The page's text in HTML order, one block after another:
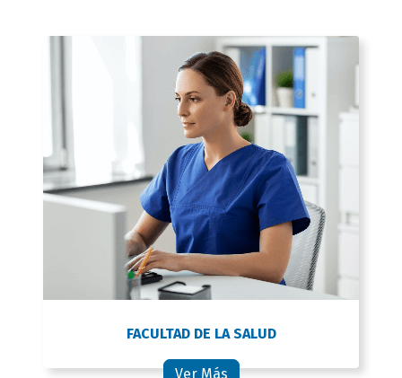
FACULTAD DE LA SALUD
Ver Más